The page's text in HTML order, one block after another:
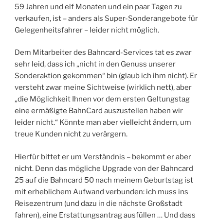
59 Jahren und elf Monaten und ein paar Tagen zu
verkaufen, ist – anders als Super-Sonderangebote für
Gelegenheitsfahrer – leider nicht möglich.
Dem Mitarbeiter des Bahncard-Services tat es zwar
sehr leid, dass ich „nicht in den Genuss unserer
Sonderaktion gekommen“ bin (glaub ich ihm nicht). Er
versteht zwar meine Sichtweise (wirklich nett), aber
„die Möglichkeit Ihnen vor dem ersten Geltungstag
eine ermäßigte BahnCard auszustellen haben wir
leider nicht.“ Könnte man aber vielleicht ändern, um
treue Kunden nicht zu verärgern.
Hierfür bittet er um Verständnis – bekommt er aber
nicht. Denn das mögliche Upgrade von der Bahncard
25 auf die Bahncard 50 nach meinem Geburtstag ist
mit erheblichem Aufwand verbunden: ich muss ins
Reisezentrum (und dazu in die nächste Großstadt
fahren), eine Erstattungsantrag ausfüllen … Und dass